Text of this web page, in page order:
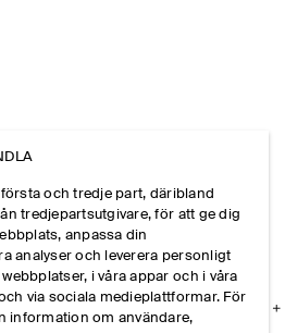
och tredje part, däribland
tredjepartsutgivare, för att ge dig
anpassa din
analyser och leverera personligt
i våra appar och i våra
via sociala medieplattformar. För
information om användare,